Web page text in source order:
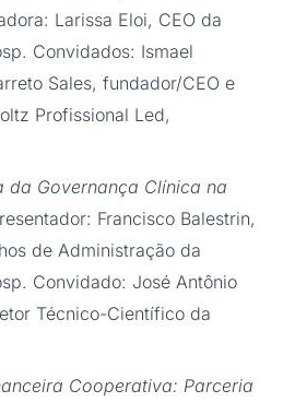
Larissa Eloi, CEO da
Convidados: Ismael
Sales, fundador/CEO e
Profissional Led,
da Governança Clínica na
Francisco Balestrin,
de Administração da
Convidado: José Antônio
Técnico-Científico da
Cooperativa: Parceria